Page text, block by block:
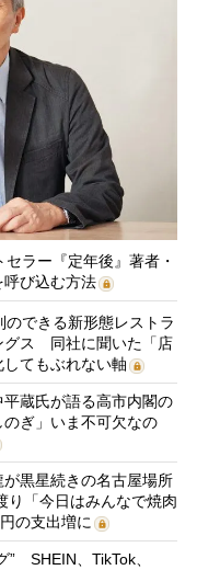
ラー『定年後』著者・
び込む方法
のできる新形態レストラ
グス 同社に聞いた「店
てもぶれない軸
平蔵氏が語る高市内閣の
ぎ」いま不可欠なの
が黒星続きの名古屋場所
り「今日はみんなで焼肉
の支出増に
” SHEIN、TikTok、